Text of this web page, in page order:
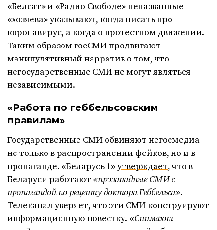
«Белсат» и «Радио Свободе» неназванные
«хозяева» указывают, когда писать про
коронавирус, а когда о протестном движении.
Таким образом госСМИ продвигают
манипулятивный нарратив о том, что
негосударственные СМИ не могут являться
независимыми.
«Работа по геббельсовским
правилам»
Государственные СМИ обвиняют негосмедиа
не только в распространении фейков, но и в
пропаганде. «Беларусь 1»утверждает, что в
Беларуси работают «прозападные СМИ с
пропагандой по рецепту доктора Геббельса».
Телеканал уверяет, что эти СМИ конструируют
информационную повестку. «Снимают